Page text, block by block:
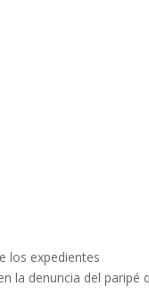
los expedientes
la denuncia del paripé